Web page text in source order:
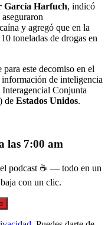
García Harfuch, indicó
y agregó que en la
toneladas de drogas en
este decomiso en el
de inteligencia
Conjunta
de Estados Unidos.
las 7:00 am
podcast ☕ — todo en un
con un clic.